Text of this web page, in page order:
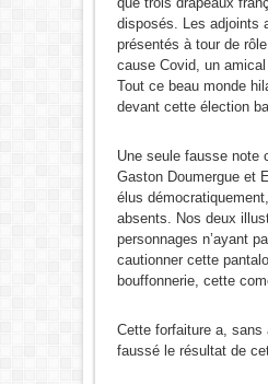
disposés. Les adjoints
présentés à tour de
cause Covid, un
Tout ce beau monde
devant cette élection
Une seule fausse note
Gaston Doumergue et
élus
absents. Nos deux
personnages n’ayant
cautionner cette
bouffonnerie, cette
Cette forfaiture a, sans
faussé le résultat de